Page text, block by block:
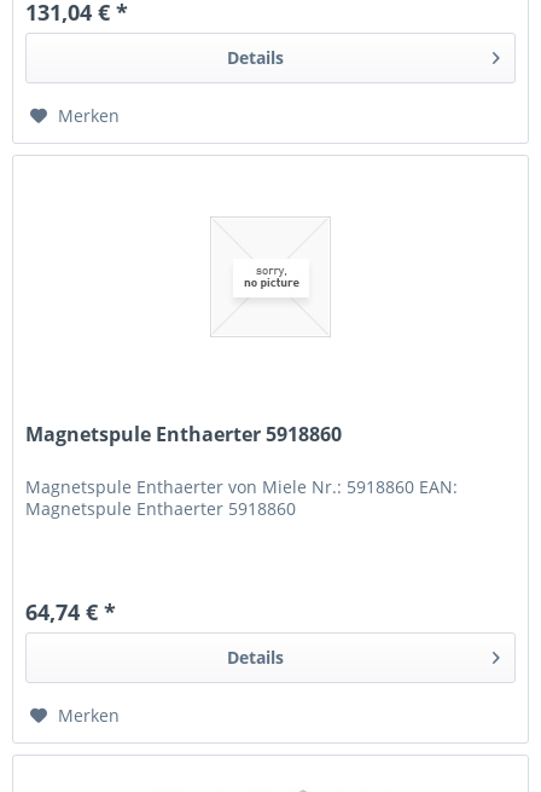
131,04 € *
Details
Merken
Magnetspule Enthaerter 5918860
Magnetspule Enthaerter von Miele Nr.: 5918860 EAN:
Magnetspule Enthaerter 5918860
64,74 € *
Details
Merken